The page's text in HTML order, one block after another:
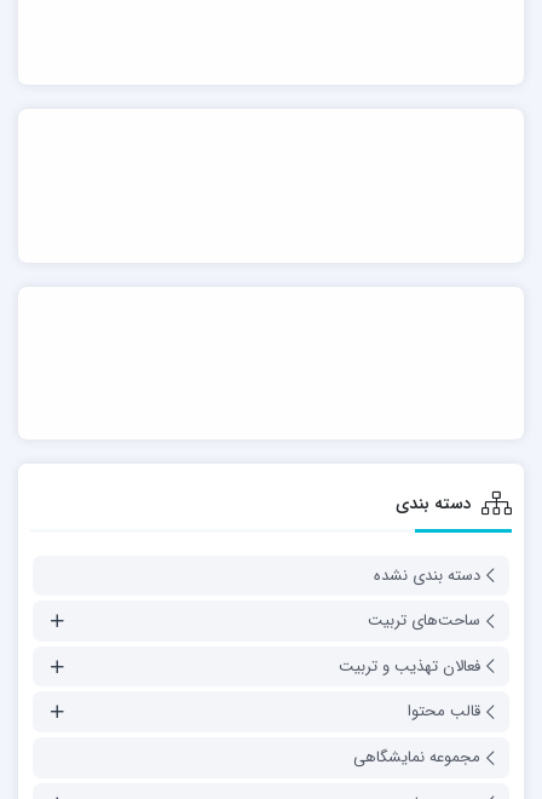
دسته بندی
دسته بندی نشده
ساحت‌های تربیت
فعالان تهذیب و تربیت
قالب محتوا
مجموعه نمایشگاهی